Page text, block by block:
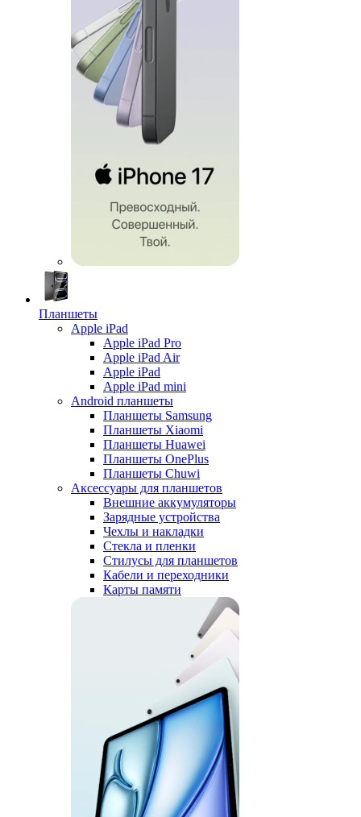
Планшеты
Apple iPad
Apple iPad Pro
Apple iPad Air
Apple iPad
Apple iPad mini
Android планшеты
Планшеты Samsung
Планшеты Xiaomi
Планшеты Huawei
Планшеты OnePlus
Планшеты Chuwi
Аксессуары для планшетов
Внешние аккумуляторы
Зарядные устройства
Чехлы и накладки
Стекла и пленки
Стилусы для планшетов
Кабели и переходники
Карты памяти